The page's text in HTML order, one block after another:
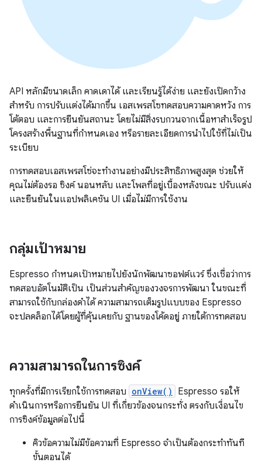
API หลักมีขนาดเล็ก คาดเดาได้ และเรียนรู้ได้ง่าย และยังเปิดกว้าง
สำหรับ การปรับแต่งได้มากขึ้น เอสเพรสโซทดสอบความคาดหวัง การ
โต้ตอบ และการยืนยันสถานะ โดยไม่มีสิ่งรบกวนจากเนื้อหาสำเร็จรูป
โครงสร้างพื้นฐานที่กำหนดเอง หรือรายละเอียดการนำไปใช้ที่ไม่เป็น
ระเบียบ
การทดสอบเอสเพรสโซ่จะทำงานอย่างมีประสิทธิภาพสูงสุด ช่วยให้
คุณไม่ต้องรอ ซิงค์ นอนหลับ และโพลที่อยู่เบื้องหลังขณะ ปรับแต่ง
และยืนยันในแอปพลิเคชัน UI เมื่อไม่มีการใช้งาน
กลุ่มเป้าหมาย
Espresso กำหนดเป้าหมายไปยังนักพัฒนาซอฟต์แวร์ ซึ่งเชื่อว่าการ
ทดสอบอัตโนมัติเป็น เป็นส่วนสำคัญของวงจรการพัฒนา ในขณะที่
สามารถใช้กับกล่องดำได้ ความสามารถเต็มรูปแบบของ Espresso
จะปลดล็อกได้โดยผู้ที่คุ้นเคยกับ ฐานของโค้ดอยู่ ภายใต้การทดสอบ
ความสามารถในการซิงค์
ทุกครั้งที่มีการเรียกใช้การทดสอบ onView()
Espresso รอให้
ดำเนินการหรือการยืนยัน UI ที่เกี่ยวข้องจนกระทั่ง ตรงกับเงื่อนไข
การซิงค์ข้อมูลต่อไปนี้
คิวข้อความไม่มีข้อความที่ Espresso จำเป็นต้องกระทำทันที
ขั้นตอนได้